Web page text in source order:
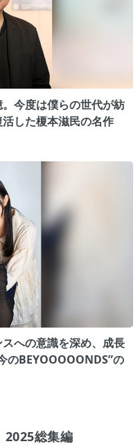
今度は僕らの世代が紡
した榎本滋民の名作
への意識を深め、成長
のBEYOOOOONDS”の
総集編